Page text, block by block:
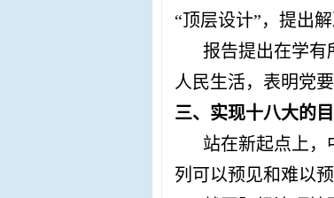
“顶层设计”，提出
报告提出在学有
人民生活，表明党
三、实现十八大的
站在新起点上，
列可以预见和难以